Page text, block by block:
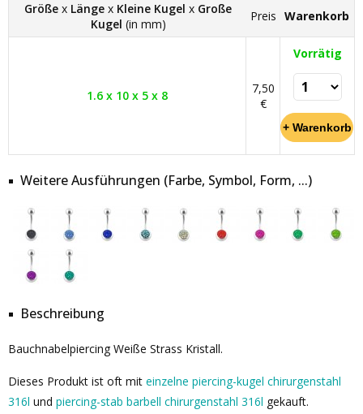
Größe x Länge x Kleine Kugel x Große
Kugel (in mm)
Preis Warenkorb
1.6 x 10 x 5 x 8
7,50
€
Vorrätig
Weitere Ausführungen (Farbe, Symbol, Form, ...)
Beschreibung
Bauchnabelpiercing Weiße Strass Kristall.
Dieses Produkt ist oft mit einzelne piercing-kugel chirurgenstahl
316l und piercing-stab barbell chirurgenstahl 316l gekauft.